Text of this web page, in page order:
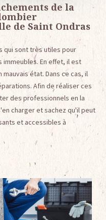
de la
de Saint Ondras
qui sont très utiles pour
En effet, il est
état. Dans ce cas, il
Afin de réaliser ces
des professionnels en la
charger et sachez qu'il peut
et accessibles à